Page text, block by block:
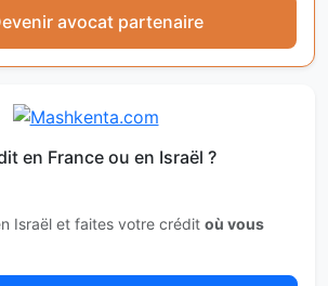
avocat partenaire
en France ou en Israël ?
Israël et faites votre crédit où vous